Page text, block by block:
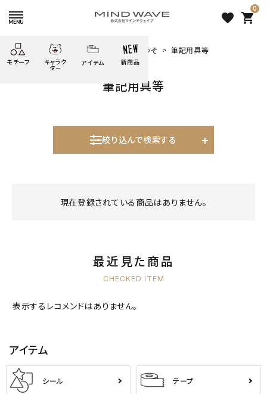
favorite
0
shopping_cart
モチーフ キャラク
タ－
ごろごろ
うさぎの
ムーちゃん
かわうそ
一期一会 その他
アイテム
アイテム
新商品
INFORMATION
お知らせ
HOME すべての商品 ようこそかわうそ 筆記用具等
筆記用具等
絞り込んで検索する
現在登録されている商品はありません。
最近見た商品
CHECKED ITEM
表示するレコメンドはありません。
アイテム
シール テープ